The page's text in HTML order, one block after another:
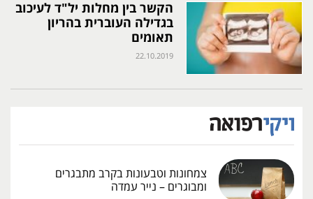
הקשר בין מחלות יל"ד לעיכוב
בגדילה העוברית בהריון
תאומים
22.10.2019
צמחונות וטבעונות בקרב מתבגרים
ומבוגרים – נייר עמדה